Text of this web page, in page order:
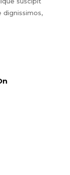
dignissimos,